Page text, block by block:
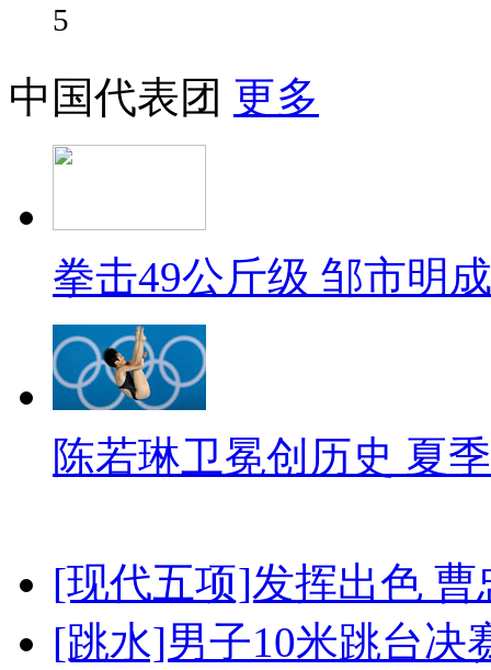
5
中国代表团 更多
拳击49公斤级 邹市明
陈若琳卫冕创历史 夏
[现代五项]发挥出色
[跳水]男子10米跳台决